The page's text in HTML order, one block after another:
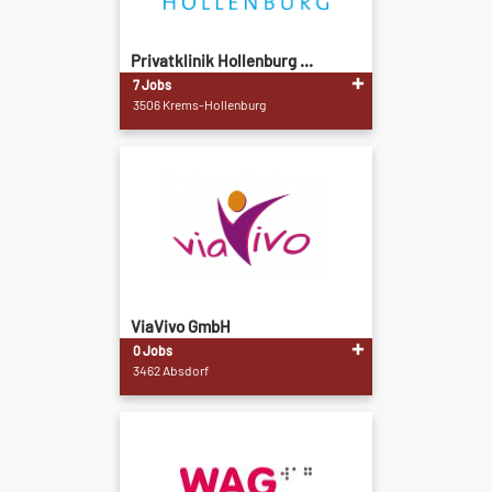
Privatklinik Hollenburg ...
7 Jobs
3506 Krems-Hollenburg
ViaVivo GmbH
0 Jobs
3462 Absdorf